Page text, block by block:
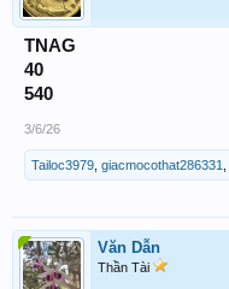
TNAG
40
540
3/6/26
Tailoc3979 giacmocothat286331
Văn Dẫn
Thần Tài